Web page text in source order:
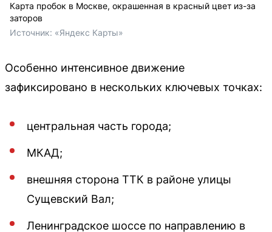
Карта пробок в Москве, окрашенная в красный цвет из-за
заторов
Источник: «Яндекс Карты»
Особенно интенсивное движение
зафиксировано в нескольких ключевых точках:
центральная часть города;
МКАД;
внешняя сторона ТТК в районе улицы
Сущевский Вал;
Ленинградское шоссе по направлению в